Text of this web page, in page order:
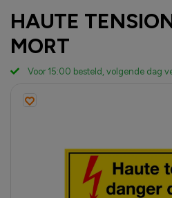
HAUTE
MORT
Voor 15:00 besteld, volgende dag